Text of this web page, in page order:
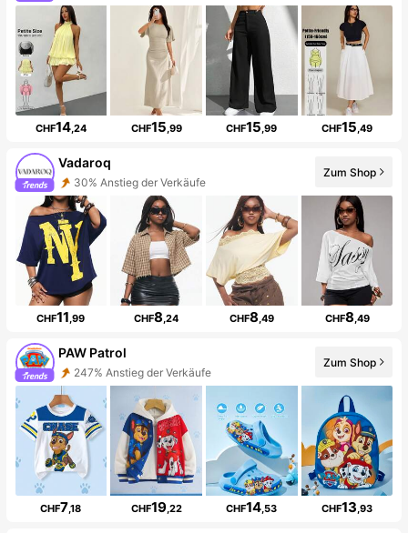
CHF14,24 CHF15,99 CHF15,99 CHF15,49
Vadaroq
30% Anstieg der Verkäufe
Zum Shop
CHF11,99 CHF8,24 CHF8,49 CHF8,49
PAW Patrol
247% Anstieg der Verkäufe
Zum Shop
CHF7,18 CHF19,22 CHF14,53 CHF13,93